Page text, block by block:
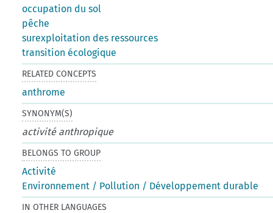
occupation du sol
pêche
surexploitation des ressources
transition écologique
RELATED CONCEPTS
anthrome
SYNONYM(S)
activité anthropique
BELONGS TO GROUP
Activité
Environnement / Pollution / Développement durable
IN OTHER LANGUAGES